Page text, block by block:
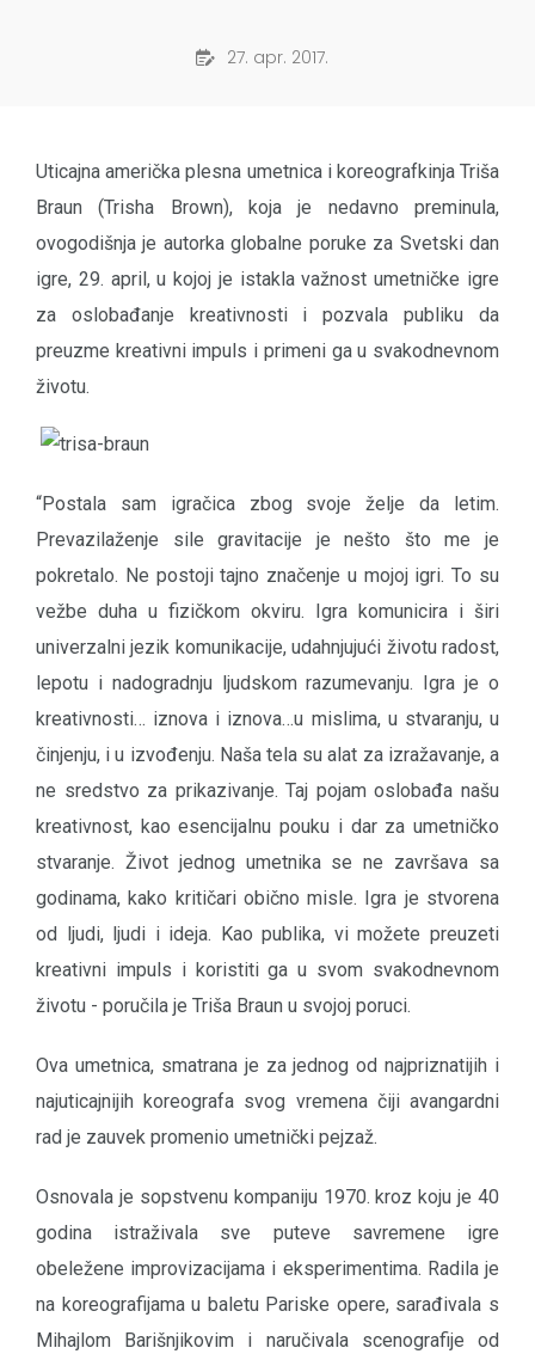
27. apr. 2017.
Uticajna američka plesna umetnica i koreografkinja Triša
Braun (Trisha Brown), koja je nedavno preminula,
ovogodišnja je autorka globalne poruke za Svetski dan
igre, 29. april, u kojoj je istakla važnost umetničke igre
za oslobađanje kreativnosti i pozvala publiku da
preuzme kreativni impuls i primeni ga u svakodnevnom
životu.
“Postala sam igračica zbog svoje želje da letim.
Prevazilaženje sile gravitacije je nešto što me je
pokretalo. Ne postoji tajno značenje u mojoj igri. To su
vežbe duha u fizičkom okviru. Igra komunicira i širi
univerzalni jezik komunikacije, udahnjujući životu radost,
lepotu i nadogradnju ljudskom razumevanju. Igra je o
kreativnosti… iznova i iznova…u mislima, u stvaranju, u
činjenju, i u izvođenju. Naša tela su alat za izražavanje, a
ne sredstvo za prikazivanje. Taj pojam oslobađa našu
kreativnost, kao esencijalnu pouku i dar za umetničko
stvaranje. Život jednog umetnika se ne završava sa
godinama, kako kritičari obično misle. Igra je stvorena
od ljudi, ljudi i ideja. Kao publika, vi možete preuzeti
kreativni impuls i koristiti ga u svom svakodnevnom
životu - poručila je Triša Braun u svojoj poruci.
Ova umetnica, smatrana je za jednog od najpriznatijih i
najuticajnijih koreografa svog vremena čiji avangardni
rad je zauvek promenio umetnički pejzaž.
Osnovala je sopstvenu kompaniju 1970. kroz koju je 40
godina istraživala sve puteve savremene igre
obeležene improvizacijama i eksperimentima. Radila je
na koreografijama u baletu Pariske opere, sarađivala s
Mihajlom Barišnjikovim i naručivala scenografije od